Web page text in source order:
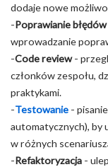
dodaje nowe
-Poprawianie błędów
wprowadzanie
-Code review-
członków zespołu,
praktykami.
-Testowanie -
automatycznych), by
w różnych
-Refaktoryzacja -